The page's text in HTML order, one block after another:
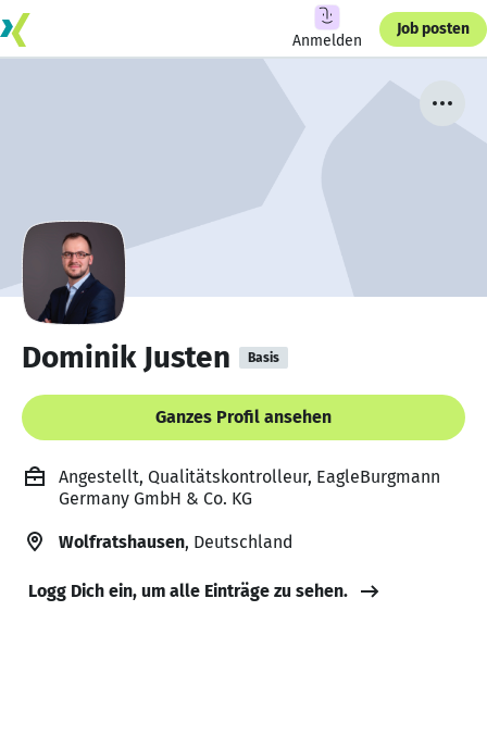
Anmelden
Job posten
Dominik Justen Basis
Ganzes Profil ansehen
Angestellt, Qualitätskontrolleur, EagleBurgmann
Germany GmbH & Co. KG
Wolfratshausen, Deutschland
Logg Dich ein, um alle Einträge zu sehen.